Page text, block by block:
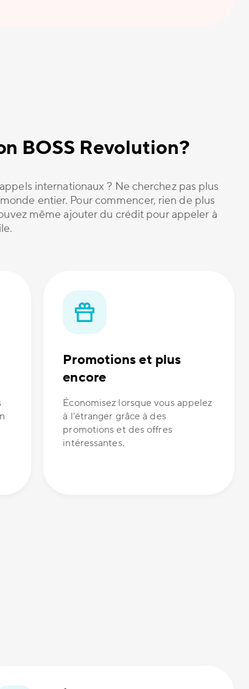
BOSS Revolution?
internationaux ? Ne cherchez pas plus
entier. Pour commencer, rien de plus
même ajouter du crédit pour appeler à
Promotions et plus
encore
Économisez lorsque vous appelez
à l'étranger grâce à des
promotions et des offres
intéressantes.